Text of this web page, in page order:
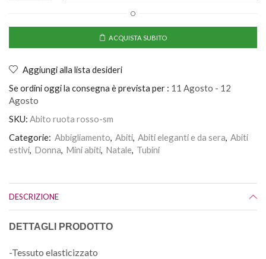
O
ACQUISTA SUBITO
Aggiungi alla lista desideri
Se ordini oggi la consegna è prevista per : 11 Agosto - 12
Agosto
SKU: Abito ruota rosso-sm
Categorie: Abbigliamento, Abiti, Abiti eleganti e da sera, Abiti
estivi, Donna, Mini abiti, Natale, Tubini
DESCRIZIONE
DETTAGLI PRODOTTO
-Tessuto elasticizzato